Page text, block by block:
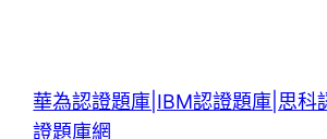
華為認證題庫|IBM認證題庫|思科
證題庫網